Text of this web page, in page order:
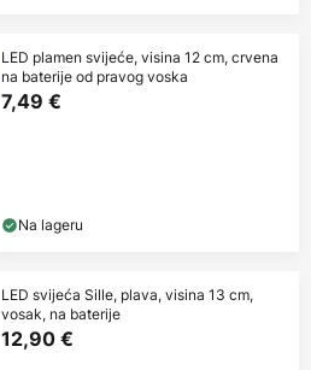
LED plamen svijeće, visina 12 cm, crvena
na baterije od pravog voska
7,49 €
Na lageru
LED svijeća Sille, plava, visina 13 cm,
vosak, na baterije
12,90 €